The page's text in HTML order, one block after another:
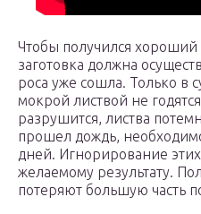
Чтобы получился
заготовка должна
роса уже сошла. Только в
мокрой листвой не
разрушится, листва
прошел дождь,
дней. Игнорирование
желаемому результату.
потеряют большую часть